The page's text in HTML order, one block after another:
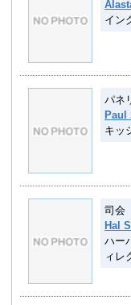
イン
パネ
Paul
キッ
司会
Hal
ハー
ィレ